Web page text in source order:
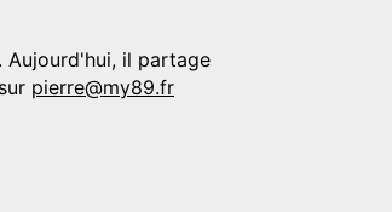
Aujourd'hui, il partage
pierre@my89.fr